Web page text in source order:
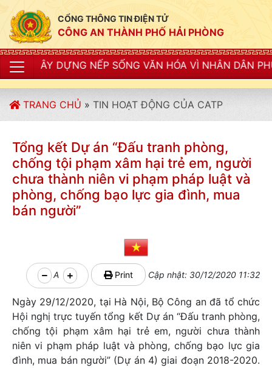
CỔNG THÔNG TIN ĐIỆN TỬ
CÔNG AN THÀNH PHỐ HẢI PHÒNG
NẾP SỐNG VĂN HÓA VÌ NHÂN DÂN PHỤC VỤ"
TRANG CHỦ » TIN HOẠT ĐỘNG CỦA CATP
Tổng kết Dự án “Đấu tranh phòng,
chống tội phạm xâm hại trẻ em, người
chưa thành niên vi phạm pháp luật và
phòng, chống bạo lực gia đình, mua
bán người”
A Print Cập nhật: 30/12/2020 11:32
Ngày 29/12/2020, tại Hà Nội, Bộ Công an đã tổ chức
Hội nghị trực tuyến tổng kết Dự án “Đấu tranh phòng,
chống tội phạm xâm hại trẻ em, người chưa thành
niên vi phạm pháp luật và phòng, chống bạo lực gia
đình, mua bán người” (Dự án 4) giai đoạn 2018-2020.